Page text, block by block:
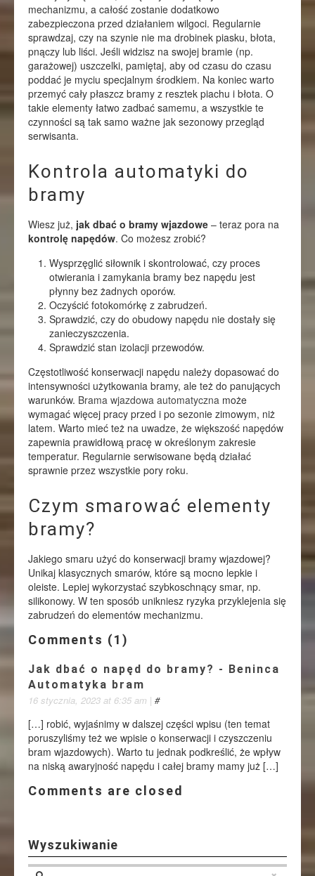
mechanizmu, a całość zostanie dodatkowo
zabezpieczona przed działaniem wilgoci. Regularnie
sprawdzaj, czy na szynie nie ma drobinek piasku, błota,
pnączy lub liści. Jeśli widzisz na swojej bramie (np.
garażowej) uszczelki, pamiętaj, aby od czasu do czasu
poddać je myciu specjalnym środkiem. Na koniec warto
przemyć cały płaszcz bramy z resztek piachu i błota. O
takie elementy łatwo zadbać samemu, a wszystkie te
czynności są tak samo ważne jak sezonowy przegląd
serwisanta.
Kontrola automatyki do
bramy
Wiesz już, jak dbać o bramy wjazdowe – teraz pora na
kontrolę napędów. Co możesz zrobić?
Wysprzęglić siłownik i skontrolować, czy proces
otwierania i zamykania bramy bez napędu jest
płynny bez żadnych oporów.
Oczyścić fotokomórkę z zabrudzeń.
Sprawdzić, czy do obudowy napędu nie dostały się
zanieczyszczenia.
Sprawdzić stan izolacji przewodów.
Częstotliwość konserwacji napędu należy dopasować do
intensywności użytkowania bramy, ale też do panujących
warunków. Brama wjazdowa automatyczna może
wymagać więcej pracy przed i po sezonie zimowym, niż
latem. Warto mieć też na uwadze, że większość napędów
zapewnia prawidłową pracę w określonym zakresie
temperatur. Regularnie serwisowane będą działać
sprawnie przez wszystkie pory roku.
Czym smarować elementy
bramy?
Jakiego smaru użyć do konserwacji bramy wjazdowej?
Unikaj klasycznych smarów, które są mocno lepkie i
oleiste. Lepiej wykorzystać szybkoschnący smar, np.
silikonowy. W ten sposób unikniesz ryzyka przyklejenia się
zabrudzeń do elementów mechanizmu.
Comments (1)
Jak dbać o napęd do bramy? - Beninca
Automatyka bram
16 stycznia, 2023 at 6:35 am | #
[…] robić, wyjaśnimy w dalszej części wpisu (ten temat
poruszyliśmy też we wpisie o konserwacji i czyszczeniu
bram wjazdowych). Warto tu jednak podkreślić, że wpływ
na niską awaryjność napędu i całej bramy mamy już […]
Comments are closed
Wyszukiwanie